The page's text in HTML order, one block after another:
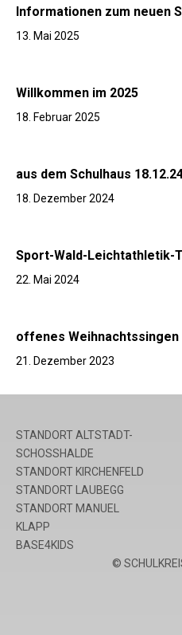
Informationen zum neuen
13. Mai 2025
Willkommen im 2025
18. Februar 2025
aus dem Schulhaus
18. Dezember 2024
Sport-Wald-Leichtathletik-
22. Mai 2024
offenes Weihnachtssingen
21. Dezember 2023
STANDORT ALTSTADT-
SCHOSSHALDE
STANDORT KIRCHENFELD
STANDORT LAUBEGG
STANDORT MANUEL
KLAPP
BASE4KIDS
©